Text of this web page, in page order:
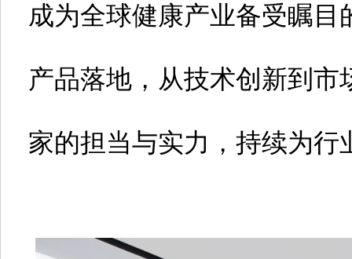
成为全球健康产业备受瞩目
产品落地，从技术创新到
家的担当与实力，持续为行